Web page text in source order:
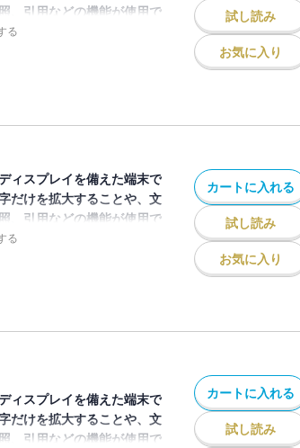
、引用などの機能が使用で
開幕勝利記念デジタル竹丸
年5月21日まで）です。
る
試し読み
お気に入り
ィスプレイを備えた端末で
だけを拡大することや、文
、引用などの機能が使用で
）です。
る
カートに入れる
試し読み
お気に入り
ィスプレイを備えた端末で
だけを拡大することや、文
、引用などの機能が使用で
カートに入れる
試し読み